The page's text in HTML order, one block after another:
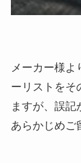
メーカー様よ
ーリストをそ
ますが、誤記
あらかじめご